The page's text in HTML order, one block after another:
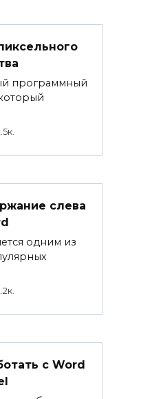
программный
слева
одним из
с Word